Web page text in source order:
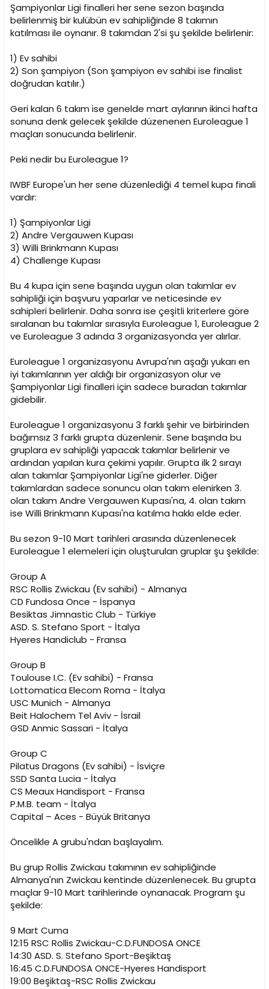
Şampiyonlar Ligi finalleri her sene sezon başında
belirlenmiş bir kulübün ev sahipliğinde 8 takımın
katılması ile oynanır. 8 takımdan 2'si şu şekilde belirlenir:
1) Ev sahibi
2) Son şampiyon (Son şampiyon ev sahibi ise finalist
doğrudan katılır.)
Geri kalan 6 takım ise genelde mart aylarının ikinci hafta
sonuna denk gelecek şekilde düzenenen Euroleague 1
maçları sonucunda belirlenir.
Peki nedir bu Euroleague 1?
IWBF Europe'un her sene düzenlediği 4 temel kupa finali
vardır:
1) Şampiyonlar Ligi
2) Andre Vergauwen Kupası
3) Willi Brinkmann Kupası
4) Challenge Kupası
Bu 4 kupa için sene başında uygun olan takımlar ev
sahipliği için başvuru yaparlar ve neticesinde ev
sahipleri belirlenir. Daha sonra ise çeşitli kriterlere göre
sıralanan bu takımlar sırasıyla Euroleague 1, Euroleague 2
ve Euroleague 3 adında 3 organizasyonda yer alırlar.
Euroleague 1 organizasyonu Avrupa'nın aşağı yukarı en
iyi takımlarının yer aldığı bir organizasyon olur ve
Şampiyonlar Ligi finalleri için sadece buradan takımlar
gidebilir.
Euroleague 1 organizasyonu 3 farklı şehir ve birbirinden
bağımsız 3 farklı grupta düzenlenir. Sene başında bu
gruplara ev sahipliği yapacak takımlar belirlenir ve
ardından yapılan kura çekimi yapılır. Grupta ilk 2 sırayı
alan takımlar Şampiyonlar Ligi'ne giderler. Diğer
takımlardan sadece sonuncu olan takım elenirken 3.
olan takım Andre Vergauwen Kupası'na, 4. olan takım
ise Willi Brinkmann Kupası'na katılma hakkı elde eder.
Bu sezon 9-10 Mart tarihleri arasında düzenlenecek
Euroleague 1 elemeleri için oluşturulan gruplar şu şekilde:
Group A
RSC Rollis Zwickau (Ev sahibi) - Almanya
CD Fundosa Once - İspanya
Besiktas Jimnastic Club - Türkiye
ASD. S. Stefano Sport - İtalya
Hyeres Handiclub - Fransa
Group B
Toulouse I.C. (Ev sahibi) - Fransa
Lottomatica Elecom Roma - İtalya
USC Munich - Almanya
Beit Halochem Tel Aviv - İsrail
GSD Anmic Sassari - İtalya
Group C
Pilatus Dragons (Ev sahibi) - İsviçre
SSD Santa Lucia - İtalya
CS Meaux Handisport - Fransa
P.M.B. team - İtalya
Capital – Aces - Büyük Britanya
Öncelikle A grubu'ndan başlayalım.
Bu grup Rollis Zwickau takımının ev sahipliğinde
Almanya'nın Zwickau kentinde düzenlenecek. Bu grupta
maçlar 9-10 Mart tarihlerinde oynanacak. Program şu
şekilde:
9 Mart Cuma
12:15 RSC Rollis Zwickau-C.D.FUNDOSA ONCE
14:30 ASD. S. Stefano Sport-Beşiktaş
16:45 C.D.FUNDOSA ONCE-Hyeres Handisport
19:00 Beşiktaş-RSC Rollis Zwickau